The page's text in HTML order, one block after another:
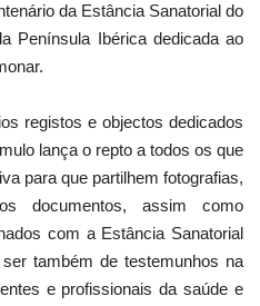
da Estância Sanatorial do
Península Ibérica dedicada ao
registos e objectos dedicados
lança o repto a todos os que
para que partilhem fotografias,
documentos, assim como
com a Estância Sanatorial
também de testemunhos na
e profissionais da saúde e